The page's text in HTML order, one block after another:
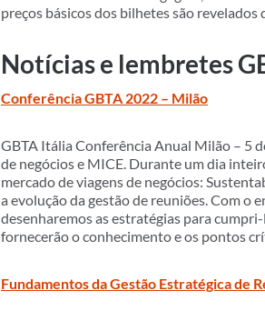
preços básicos dos bilhetes são
Notícias e lembretes
Conferência GBTA 2022 – Milão
GBTA Itália Conferência Anual Milão – 5
de negócios e MICE. Durante um dia
mercado de viagens de negócios:
a evolução da gestão de reuniões. Com
desenharemos as estratégias para
fornecerão o conhecimento e os pontos
Fundamentos da Gestão Estratégica de